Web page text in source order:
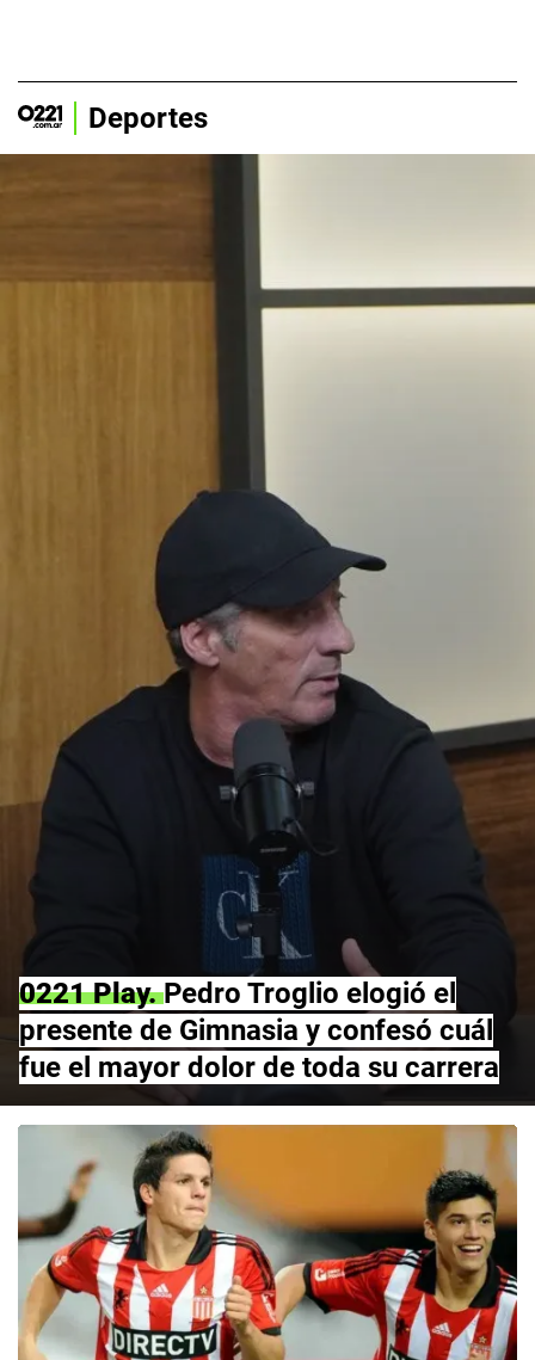
Deportes
0221 Play Pedro Troglio elogió el
presente de Gimnasia y confesó cuál
fue el mayor dolor de toda su carrera